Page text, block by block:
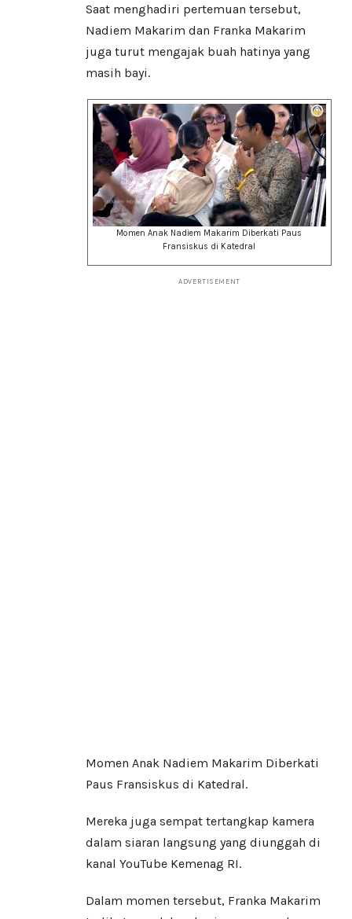
Saat menghadiri pertemuan tersebut,
Nadiem Makarim dan Franka Makarim
juga turut mengajak buah hatinya yang
masih bayi.
Momen Anak Nadiem Makarim Diberkati Paus
Fransiskus di Katedral
ADVERTISEMENT
Momen Anak Nadiem Makarim Diberkati
Paus Fransiskus di Katedral.
Mereka juga sempat tertangkap kamera
dalam siaran langsung yang diunggah di
kanal YouTube Kemenag RI.
Dalam momen tersebut, Franka Makarim